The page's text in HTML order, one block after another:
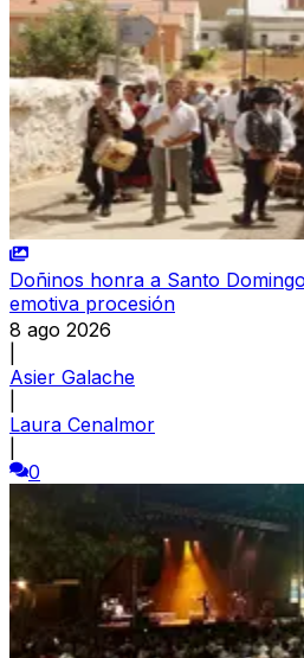
Doñinos honra a Santo
emotiva procesión
8 ago 2026
Asier Galache
Laura Cenalmor
0